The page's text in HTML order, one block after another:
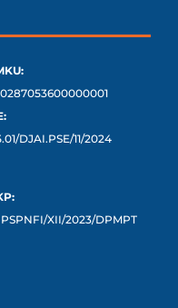
DJAI.PSE/11/2024
XII/2023/DPMPT